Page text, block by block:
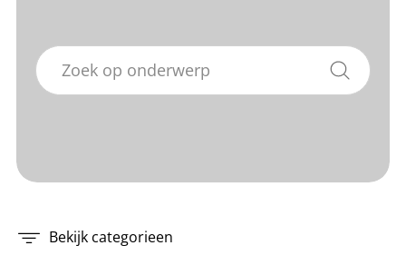
Bekijk categorieen